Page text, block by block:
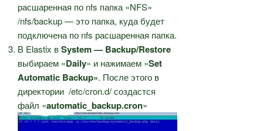
расшаренная по nfs папка «NFS»
/nfs/backup — это папка, куда будет
подключена по nfs расшаренная папка.
В Elastix вSystem — Backup/Restore
выбираем «Daily» и нажимаем «Set
Automatic Backup». После этого в
директории /etc/cron.d/ создастся
файл «automatic_backup.cron»